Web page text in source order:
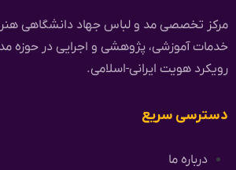
مرکز تخصصی مد و لباس جهاد دانشگاهی هنر،
خدمات آموزشی، پژوهشی و اجرایی در حوزه
رویکرد هویت ایرانی-اسلامی.
دسترسی سریع
درباره ما